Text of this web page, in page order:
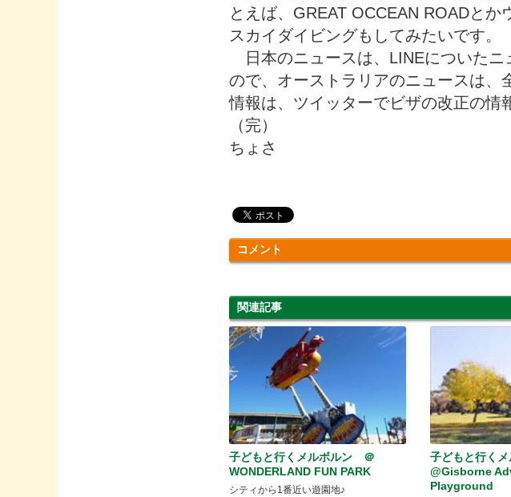
とえば、GREAT OCCEAN ROADとか
スカイダイビングもしてみたいです。
日本のニュースは、LINEについたニ
ので、オーストラリアのニュースは、
情報は、ツイッターでビザの改正の情
（完）
ちょさ
コメント
関連記事
子どもと行くメルボルン ＠
WONDERLAND FUN PARK
シティから1番近い遊園地♪
子どもと行く
@Gisborne
Playground